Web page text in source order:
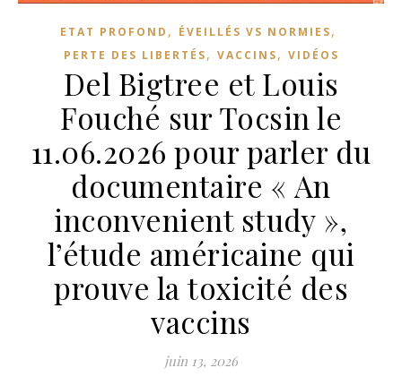
ETAT PROFOND , ÉVEILLÉS VS NORMIES,
PERTE DES LIBERTÉS, VACCINS, VIDÉOS
Del Bigtree et Louis
Fouché sur Tocsin le
11.06.2026 pour parler du
documentaire « An
inconvenient study »,
l’étude américaine qui
prouve la toxicité des
vaccins
juin 13, 2026